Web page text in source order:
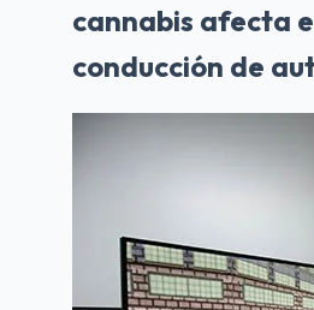
cannabis afecta
conducción de